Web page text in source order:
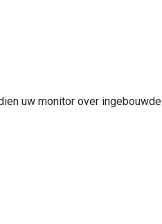
uw monitor over ingebouwde